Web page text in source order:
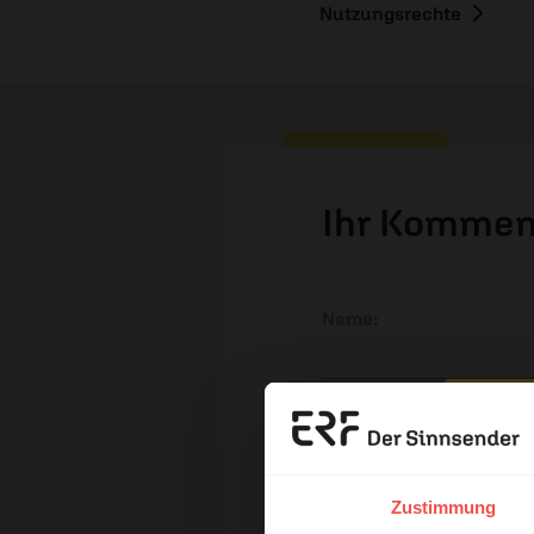
Zustimmung
Nutzungsrechte
Ihr
E-Mail:
Das